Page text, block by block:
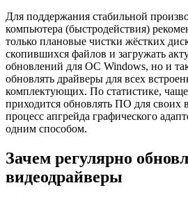
Для поддержания стабильной
компьютера (быстродействия)
только плановые чистки жёстких
скопившихся файлов и загружать
обновлений для ОС Windows, но и
обновлять драйверы для всех
комплектующих. По статистике, чаще
приходится обновлять ПО для своих
процесс апгрейда графического
одним способом.
Зачем регулярно
видеодрайверы